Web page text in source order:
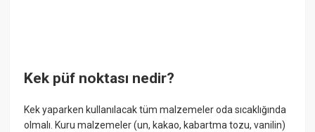
Kek püf noktası nedir?
Kek yaparken kullanılacak tüm malzemeler oda sıcaklığında
olmalı. Kuru malzemeler (un, kakao, kabartma tozu, vanilin)